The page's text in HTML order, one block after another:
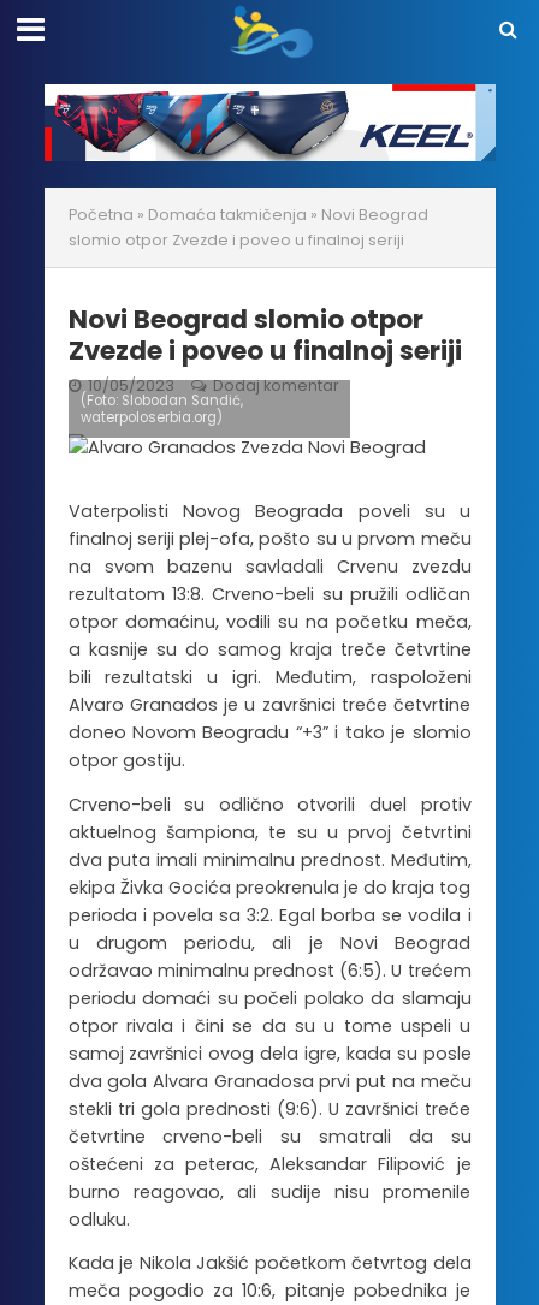
Početna » Domaća takmičenja » Novi Beograd
slomio otpor Zvezde i poveo u finalnoj seriji
Novi Beograd slomio otpor
Zvezde i poveo u finalnoj seriji
10/05/2023 Dodaj komentar
(Foto: Slobodan Sandić,
waterpoloserbia.org)
Vaterpolisti Novog Beograda poveli su u
finalnoj seriji plej-ofa, pošto su u prvom meču
na svom bazenu savladali Crvenu zvezdu
rezultatom 13:8. Crveno-beli su pružili odličan
otpor domaćinu, vodili su na početku meča,
a kasnije su do samog kraja treče četvrtine
bili rezultatski u igri. Međutim, raspoloženi
Alvaro Granados je u završnici treće četvrtine
doneo Novom Beogradu “+3” i tako je slomio
otpor gostiju.
Crveno-beli su odlično otvorili duel protiv
aktuelnog šampiona, te su u prvoj četvrtini
dva puta imali minimalnu prednost. Međutim,
ekipa Živka Gocića preokrenula je do kraja tog
perioda i povela sa 3:2. Egal borba se vodila i
u drugom periodu, ali je Novi Beograd
održavao minimalnu prednost (6:5). U trećem
periodu domaći su počeli polako da slamaju
otpor rivala i čini se da su u tome uspeli u
samoj završnici ovog dela igre, kada su posle
dva gola Alvara Granadosa prvi put na meču
stekli tri gola prednosti (9:6). U završnici treće
četvrtine crveno-beli su smatrali da su
oštećeni za peterac, Aleksandar Filipović je
burno reagovao, ali sudije nisu promenile
odluku.
Kada je Nikola Jakšić početkom četvrtog dela
meča pogodio za 10:6, pitanje pobednika je